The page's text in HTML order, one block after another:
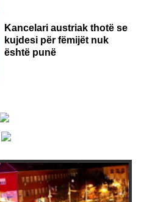
Kancelari austriak thotë se
kujdesi për fëmijët nuk
është punë